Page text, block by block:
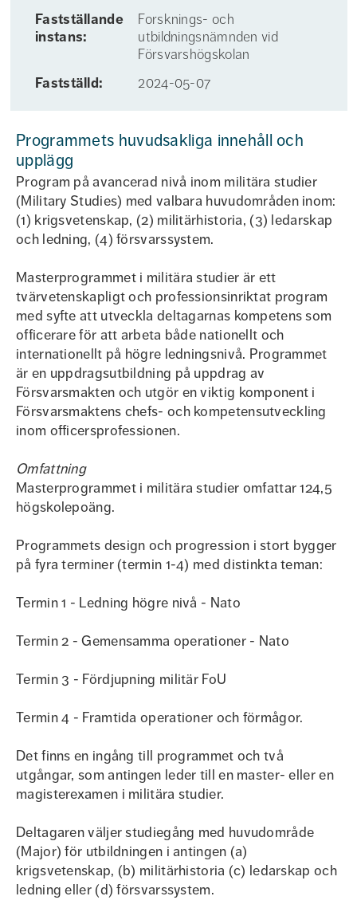
Fastställande
instans:
Forsknings- och
utbildningsnämnden vid
Försvarshögskolan
Fastställd:
2024-05-07
Programmets huvudsakliga innehåll och
upplägg
Program på avancerad nivå inom militära studier
(Military Studies) med valbara huvudområden inom:
(1) krigsvetenskap, (2) militärhistoria, (3) ledarskap
och ledning, (4) försvarssystem.
Masterprogrammet i militära studier är ett
tvärvetenskapligt och professionsinriktat program
med syfte att utveckla deltagarnas kompetens som
officerare för att arbeta både nationellt och
internationellt på högre ledningsnivå. Programmet
är en uppdragsutbildning på uppdrag av
Försvarsmakten och utgör en viktig komponent i
Försvarsmaktens chefs- och kompetensutveckling
inom officersprofessionen.
Omfattning
Masterprogrammet i militära studier omfattar 124,5
högskolepoäng.
Programmets design och progression i stort bygger
på fyra terminer (termin 1-4) med distinkta teman:
Termin 1 - Ledning högre nivå - Nato
Termin 2 - Gemensamma operationer - Nato
Termin 3 - Fördjupning militär FoU
Termin 4 - Framtida operationer och förmågor.
Det finns en ingång till programmet och två
utgångar, som antingen leder till en master- eller en
magisterexamen i militära studier.
Deltagaren väljer studiegång med huvudområde
(Major) för utbildningen i antingen (a)
krigsvetenskap, (b) militärhistoria (c) ledarskap och
ledning eller (d) försvarssystem.